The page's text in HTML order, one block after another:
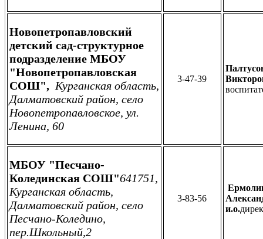
Новопетропавловский
детский сад-структурное
подразделение МБОУ
"Новопетропавловская
СОШ", Курганская область,
Далматовский район, село
Новопетропавловское, ул.
Ленина, 60
3-47-39
МБОУ "Песчано-
Колединская СОШ"641751,
Курганская область,
Далматовский район, село
Песчано-Коледино,
пер.Школьный,2
3-83-56
и.о.